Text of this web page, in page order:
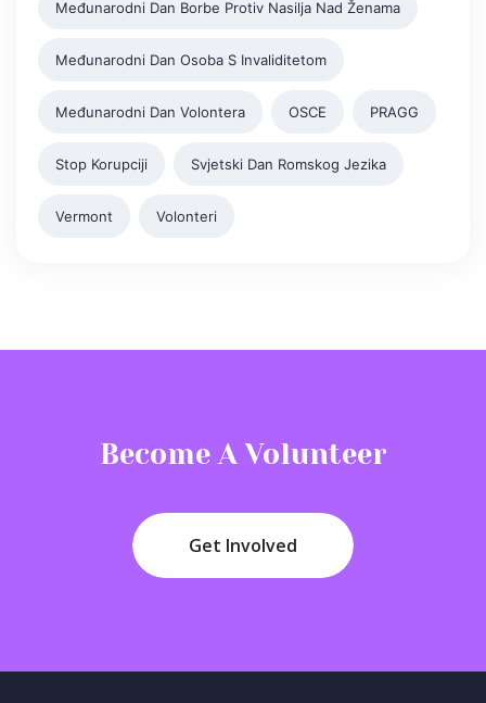
Međunarodni Dan Borbe Protiv Nasilja Nad Ženama
Međunarodni Dan Osoba S Invaliditetom
Međunarodni Dan Volontera OSCE PRAGG
Stop Korupciji Svjetski Dan Romskog Jezika
Vermont Volonteri
Become A Volunteer
Get Involved